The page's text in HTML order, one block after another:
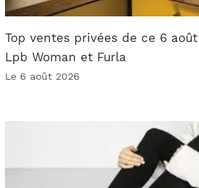
Top ventes privées de ce 6 août
Lpb Woman et Furla
Le 6 août 2026